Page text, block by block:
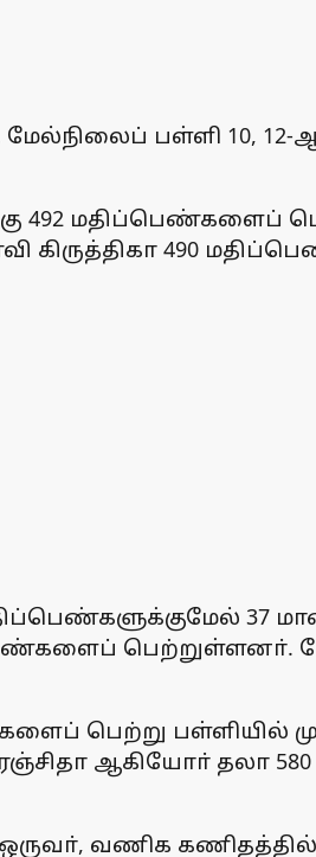
பள்ளி 10,
மதிப்பெண்களைப்
490
37
பெற்று பள்ளியில்
ஆகியோா் தலா
வணிக